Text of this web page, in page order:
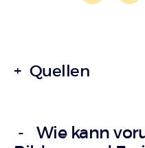
Überschrift
Quellen
Wie kann